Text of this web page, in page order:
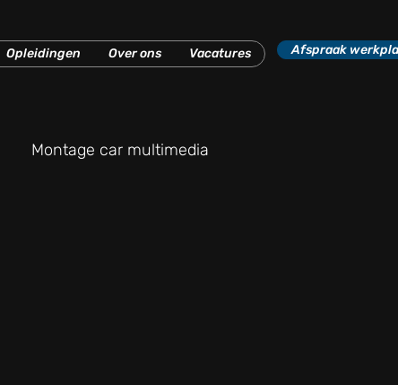
Opleidingen Over ons Vacatures Afspraak
Montage car multimedia